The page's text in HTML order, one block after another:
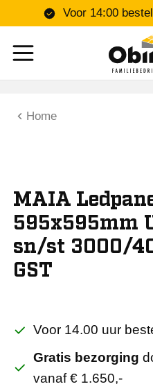
Voor 14:00
Home
MAIA
595x595mm
sn/st 3000/
GST
Voor 14.00 uur
Gratis bezorging
vanaf € 1.650,-